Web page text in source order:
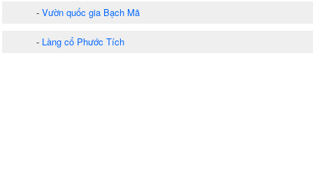
- Vườn quốc gia Bạch Mã
- Làng cổ Phước Tích